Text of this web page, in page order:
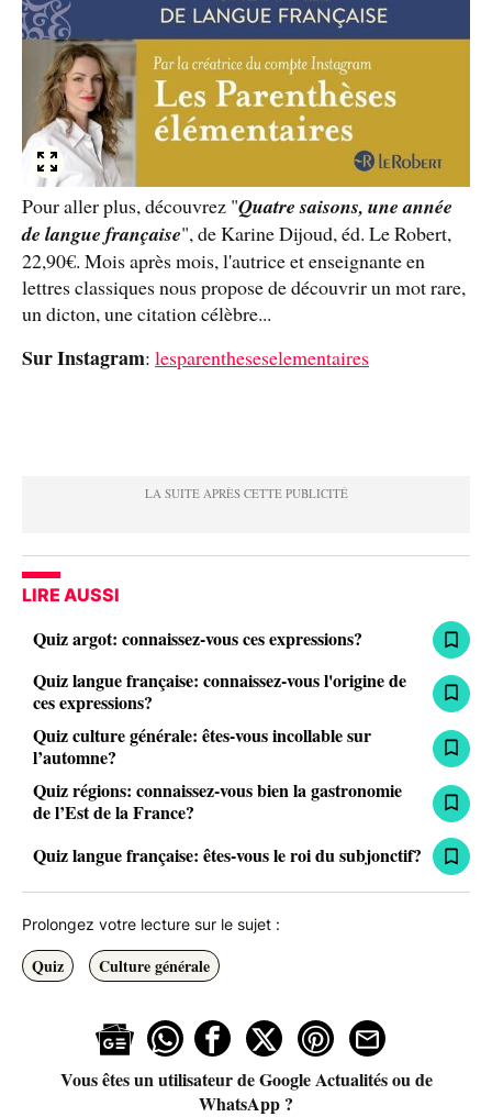
Pour aller plus, découvrez "Quatre saisons, une année
de langue française", de Karine Dijoud, éd. Le Robert,
22,90€. Mois après mois, l'autrice et enseignante en
lettres classiques nous propose de découvrir un mot rare,
un dicton, une citation célèbre...
Sur Instagram: lesparentheseselementaires
LIRE AUSSI
Quiz argot: connaissez-vous ces expressions?
Quiz langue française: connaissez-vous l'origine de
ces expressions?
Quiz culture générale: êtes-vous incollable sur
l’automne?
Quiz régions: connaissez-vous bien la gastronomie
de l’Est de la France?
Quiz langue française: êtes-vous le roi du subjonctif?
Prolongez votre lecture sur le sujet :
Quiz Culture générale
Vous êtes un utilisateur de Google Actualités ou de
WhatsApp ?